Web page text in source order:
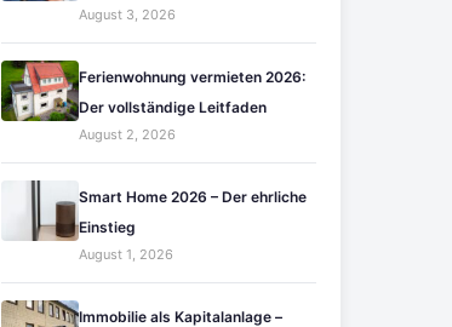
August 3, 2026
Ferienwohnung vermieten 2026:
Der vollständige Leitfaden
August 2, 2026
Smart Home 2026 – Der ehrliche
Einstieg
August 1, 2026
Immobilie als Kapitalanlage –